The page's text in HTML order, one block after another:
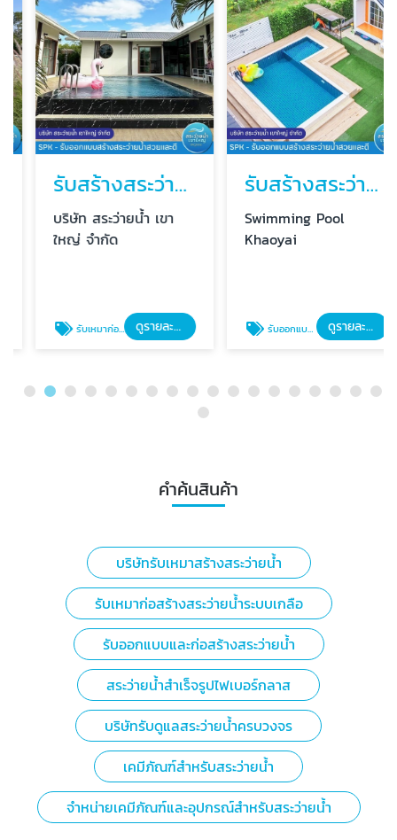
รับสร้างสระว่ายน้ำระบบเกลือ เขาใหญ่ ราคาถูก
บริษัท สระว่ายน้ำ เขา
ใหญ่ จำกัด
รับเหมาก่อสร้างสระว่ายน้ำระบบเกลือ ดูรายละเอียด
รับสร้างสระว่ายน้ำ ราคาประหยัด
Swimming Pool
Khaoyai
รับออกแบบและก่อสร้างสระว่ายน้ำ ดูรายละเอียด
คำค้นสินค้า
บริษัทรับเหมาสร้างสระว่ายน้ำ
รับเหมาก่อสร้างสระว่ายน้ำระบบเกลือ
รับออกแบบและก่อสร้างสระว่ายน้ำ
สระว่ายน้ำสำเร็จรูปไฟเบอร์กลาส
บริษัทรับดูแลสระว่ายน้ำครบวงจร
เคมีภัณฑ์สำหรับสระว่ายน้ำ
จำหน่ายเคมีภัณฑ์และอุปกรณ์สำหรับสระว่ายน้ำ